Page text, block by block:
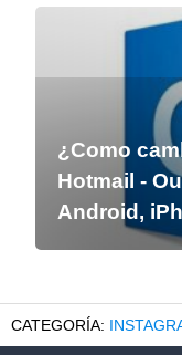
¿Como
Hotmail -
Android,